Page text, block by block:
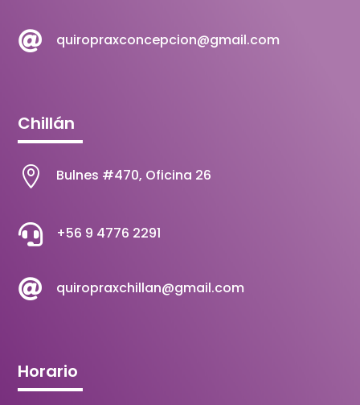
 quiropraxconcepcion@gmail.com
Chillán
 Bulnes #470, Oficina 26
 +56 9 4776 2291
 quiropraxchillan@gmail.com
Horario